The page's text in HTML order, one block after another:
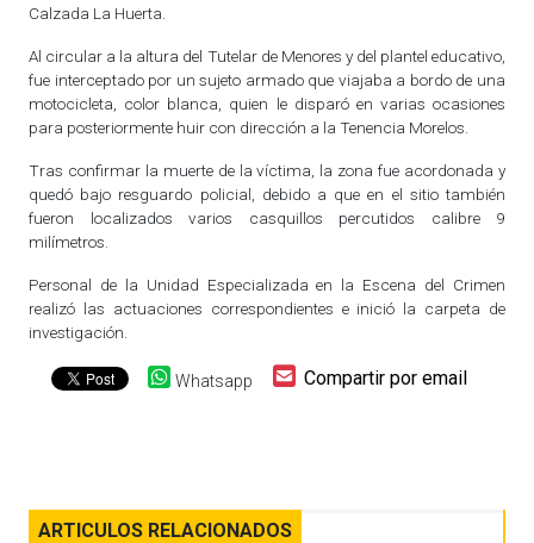
Calzada La Huerta.
Al circular a la altura del Tutelar de Menores y del plantel educativo,
fue interceptado por un sujeto armado que viajaba a bordo de una
motocicleta, color blanca, quien le disparó en varias ocasiones
para posteriormente huir con dirección a la Tenencia Morelos.
Tras confirmar la muerte de la víctima, la zona fue acordonada y
quedó bajo resguardo policial, debido a que en el sitio también
fueron localizados varios casquillos percutidos calibre 9
milímetros.
Personal de la Unidad Especializada en la Escena del Crimen
realizó las actuaciones correspondientes e inició la carpeta de
investigación.
Whatsapp Compartir por email
ARTICULOS RELACIONADOS